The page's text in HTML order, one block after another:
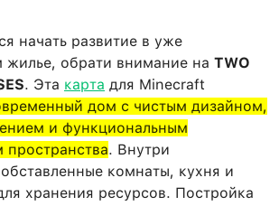
начать развитие в уже
жилье, обрати внимание на TWO
. Эта карта для Minecraft
дом с чистым дизайном,
и функциональным
пространства. Внутри
комнаты, кухня и
хранения ресурсов. Постройка